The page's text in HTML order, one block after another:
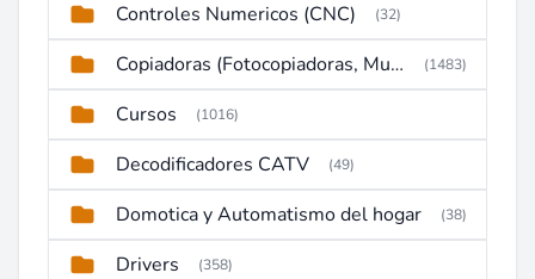
Controles Numericos (CNC) (32)
Copiadoras (Fotocopiadoras, Multifunctions, Ploter, etc) (1483)
Cursos (1016)
Decodificadores CATV (49)
Domotica y Automatismo del hogar (38)
Drivers (358)